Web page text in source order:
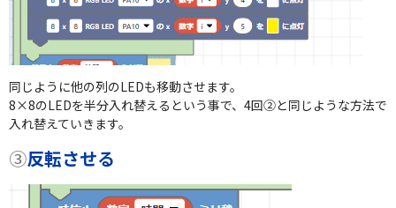
同じように他の列のLEDも移動させます。
8×8のLEDを半分入れ替えるという事で、4回②と同じような方法で
入れ替えていきます。
③反転させる